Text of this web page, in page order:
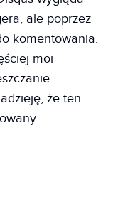
ale poprzez
komentowania.
moi
że ten